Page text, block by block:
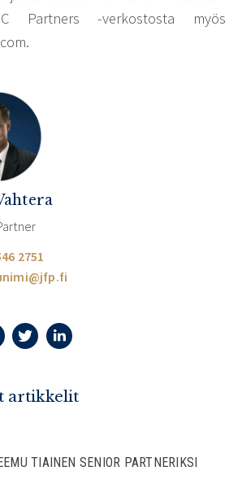
Partners -verkostosta myös
2751
artikkelit
TIAINEN SENIOR PARTNERIKSI